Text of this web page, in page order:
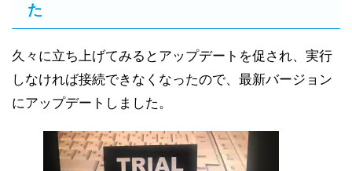
た
久々に立ち上げてみるとアップデートを促され、実行
しなければ接続できなくなったので、最新バージョン
にアップデートしました。